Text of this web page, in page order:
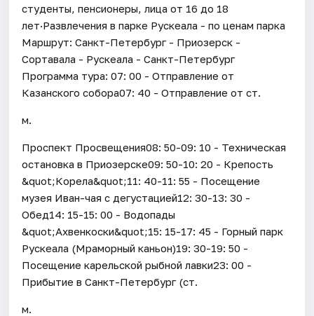
студенты, пенсионеры, лица от 16 до 18
лет·Развлечения в парке Рускеала - по ценам парка
Маршрут: Санкт-Петербург - Приозерск -
Сортавала - Рускеала - Санкт-Петербург
Программа тура: 07: 00 - Отправление от
Казанского собора07: 40 - Отправление от ст.
м.
Проспект Просвещения08: 50-09: 10 - Техническая
остановка в Приозерске09: 50-10: 20 - Крепость
&quot;Корела&quot;11: 40-11: 55 - Посещение
музея Иван-чая с дегустацией12: 30-13: 30 -
Обед14: 15-15: 00 - Водопады
&quot;Ахвенкоски&quot;15: 15-17: 45 - Горный парк
Рускеала (Мраморный каньон)19: 30-19: 50 -
Посещение карельской рыбной лавки23: 00 -
Прибытие в Санкт-Петербург (ст.
м.